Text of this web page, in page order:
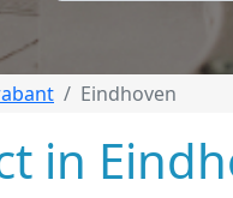
Eindhoven
in